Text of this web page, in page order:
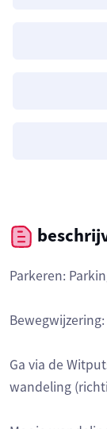
Parkeren:
Ga via de
wandeling